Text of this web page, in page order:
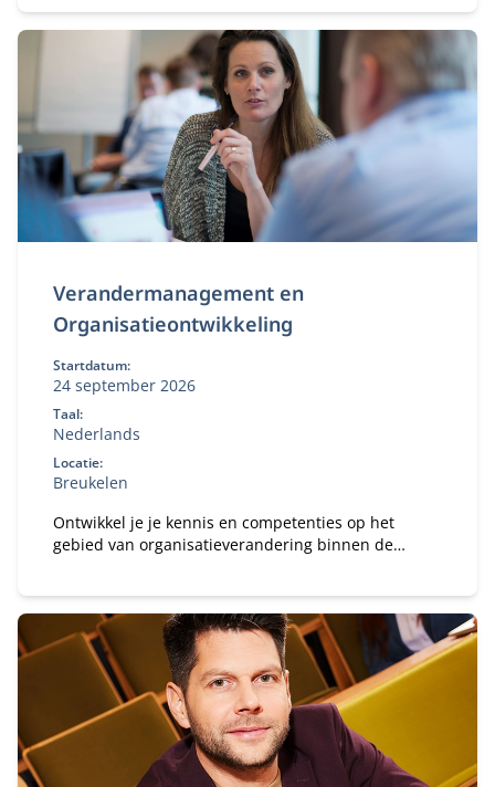
Verandermanagement en
Organisatieontwikkeling
Startdatum:
24 september 2026
Taal:
Nederlands
Locatie:
Breukelen
Ontwikkel je je kennis en competenties op het
gebied van organisatieverandering binnen de